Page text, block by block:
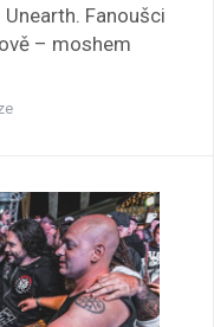
Fanoušci
– moshem